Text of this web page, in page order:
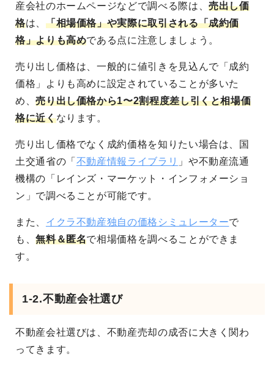
産会社のホームページなどで調べる際は、売出し価
格は、 「相場価格」や実際に取引される「成約価
格」よりも高めである点に注意しましょう。
売り出し価格は、一般的に値引きを見込んで「成約
価格」よりも高めに設定されていることが多いた
め、売り出し価格から1〜2割程度差し引くと相場価
格に近くなります。
売り出し価格でなく成約価格を知りたい場合は、国
土交通省の「 不動産情報ライブラリ 」や不動産流通
機構の「レインズ・マーケット・インフォメーショ
ン」で調べることが可能です。
また、 イクラ不動産独自の価格シミュレーターで
も、無料＆匿名で相場価格を調べることができま
す。
1-2.不動産会社選び
不動産会社選びは、不動産売却の成否に大きく関わ
ってきます。